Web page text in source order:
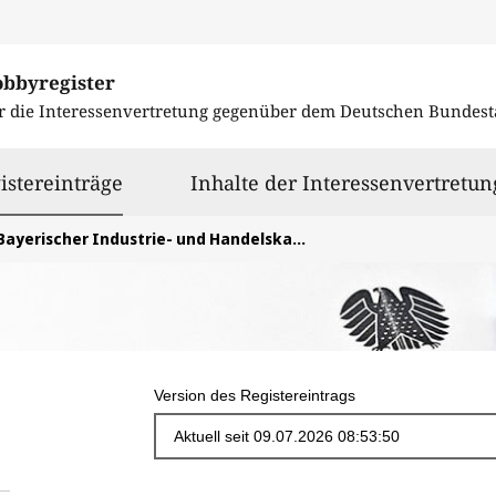
die Interessenvertretung gegenüber dem Deutschen
ausgewähltInhalte der
Industrie- und Handelskammertag (BIHK) e.V.
Version des Registereintrags